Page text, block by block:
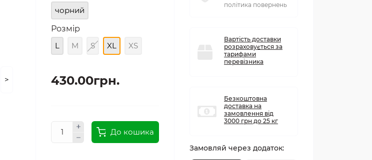
>
чорний
Розмір
L
M S XL XS
430.00грн.
До кошика
політика повернень
Вартість доставки
розраховується за
тарифами
перевізника
Безкоштовна
доставка на
замовлення від
3000 грн до 25 кг
Замовляй через додаток: